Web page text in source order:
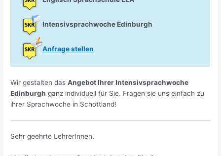
Intensivsprachwoche Edinburgh
Anfrage stellen
Wir gestalten dasAngebot Ihrer Intensivsprachwoche
Edinburgh ganz individuell für Sie. Fragen sie uns einfach zu
ihrer Sprachwoche in Schottland!
Sehr geehrte LehrerInnen,